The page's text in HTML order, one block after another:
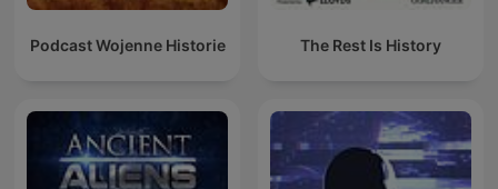
Podcast Wojenne Historie The Rest Is History